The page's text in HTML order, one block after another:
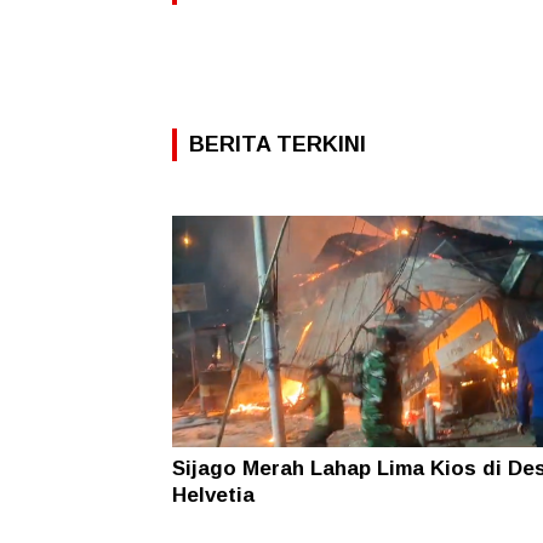
BERITA TERKINI
Sijago Merah Lahap Lima Kios di
Helvetia